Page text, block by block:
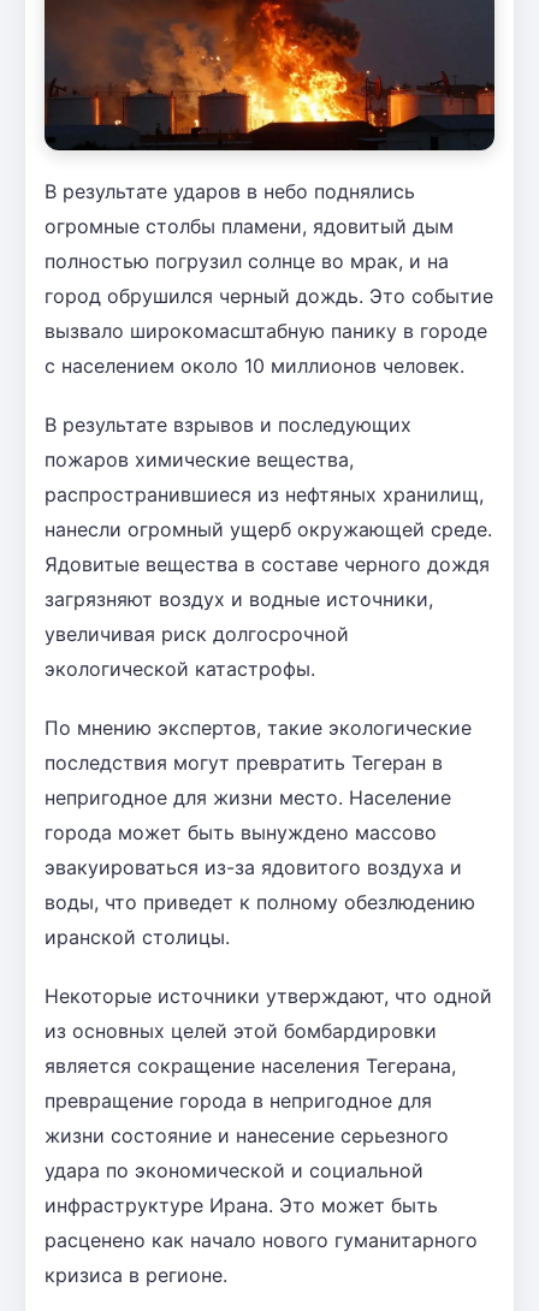
В результате ударов в небо поднялись
огромные столбы пламени, ядовитый дым
полностью погрузил солнце во мрак, и на
город обрушился черный дождь. Это событие
вызвало широкомасштабную панику в городе
с населением около 10 миллионов человек.
В результате взрывов и последующих
пожаров химические вещества,
распространившиеся из нефтяных хранилищ,
нанесли огромный ущерб окружающей среде.
Ядовитые вещества в составе черного дождя
загрязняют воздух и водные источники,
увеличивая риск долгосрочной
экологической катастрофы.
По мнению экспертов, такие экологические
последствия могут превратить Тегеран в
непригодное для жизни место. Население
города может быть вынуждено массово
эвакуироваться из-за ядовитого воздуха и
воды, что приведет к полному обезлюдению
иранской столицы.
Некоторые источники утверждают, что одной
из основных целей этой бомбардировки
является сокращение населения Тегерана,
превращение города в непригодное для
жизни состояние и нанесение серьезного
удара по экономической и социальной
инфраструктуре Ирана. Это может быть
расценено как начало нового гуманитарного
кризиса в регионе.